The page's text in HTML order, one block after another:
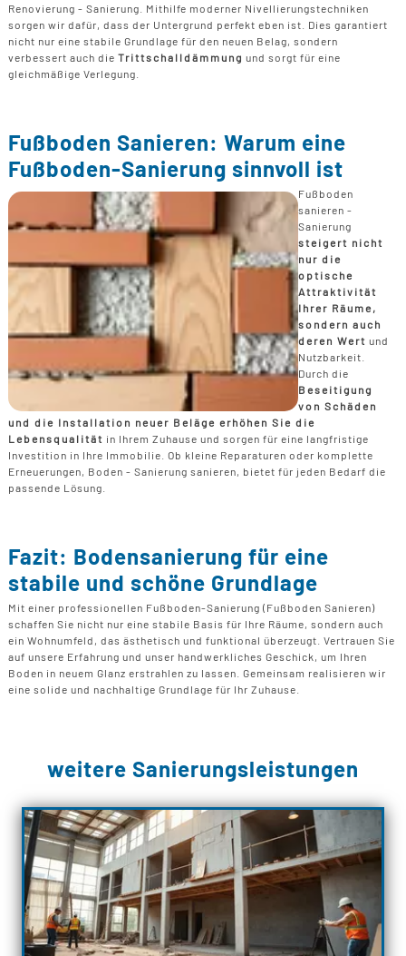
Renovierung - Sanierung. Mithilfe moderner Nivellierungstechniken
sorgen wir dafür, dass der Untergrund perfekt eben ist. Dies garantiert
nicht nur eine stabile Grundlage für den neuen Belag, sondern
verbessert auch die Trittschalldämmung und sorgt für eine
gleichmäßige Verlegung.
Fußboden Sanieren: Warum eine
Fußboden-Sanierung sinnvoll ist
Fußboden
sanieren -
Sanierung
steigert nicht
nur die
optische
Attraktivität
Ihrer Räume,
sondern auch
deren Wert und
Nutzbarkeit.
Durch die
Beseitigung
von Schäden
und die Installation neuer Beläge erhöhen Sie die
Lebensqualität in Ihrem Zuhause und sorgen für eine langfristige
Investition in Ihre Immobilie. Ob kleine Reparaturen oder komplette
Erneuerungen, Boden - Sanierung sanieren, bietet für jeden Bedarf die
passende Lösung.
Fazit: Bodensanierung für eine
stabile und schöne Grundlage
Mit einer professionellen Fußboden-Sanierung (Fußboden Sanieren)
schaffen Sie nicht nur eine stabile Basis für Ihre Räume, sondern auch
ein Wohnumfeld, das ästhetisch und funktional überzeugt. Vertrauen Sie
auf unsere Erfahrung und unser handwerkliches Geschick, um Ihren
Boden in neuem Glanz erstrahlen zu lassen. Gemeinsam realisieren wir
eine solide und nachhaltige Grundlage für Ihr Zuhause.
weitere Sanierungsleistungen